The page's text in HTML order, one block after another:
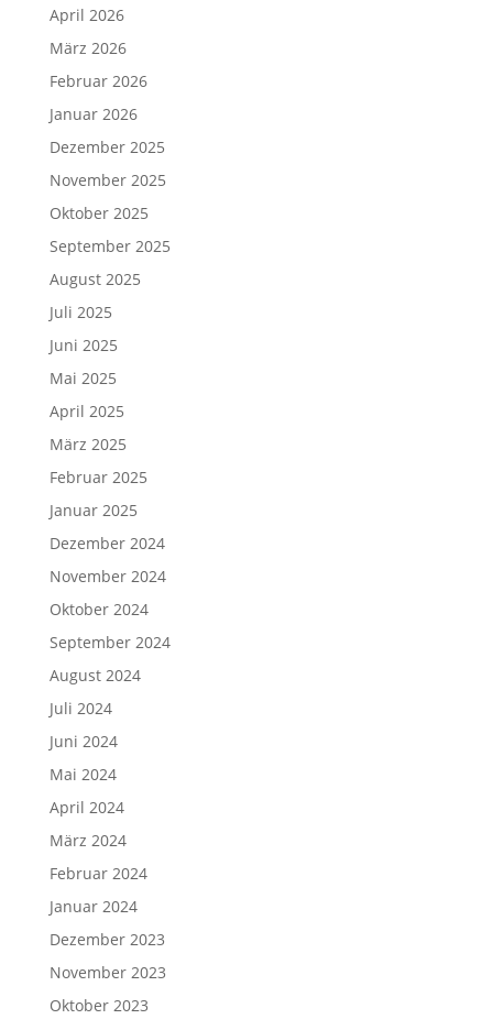
April 2026
März 2026
Februar 2026
Januar 2026
Dezember 2025
November 2025
Oktober 2025
September 2025
August 2025
Juli 2025
Juni 2025
Mai 2025
April 2025
März 2025
Februar 2025
Januar 2025
Dezember 2024
November 2024
Oktober 2024
September 2024
August 2024
Juli 2024
Juni 2024
Mai 2024
April 2024
März 2024
Februar 2024
Januar 2024
Dezember 2023
November 2023
Oktober 2023